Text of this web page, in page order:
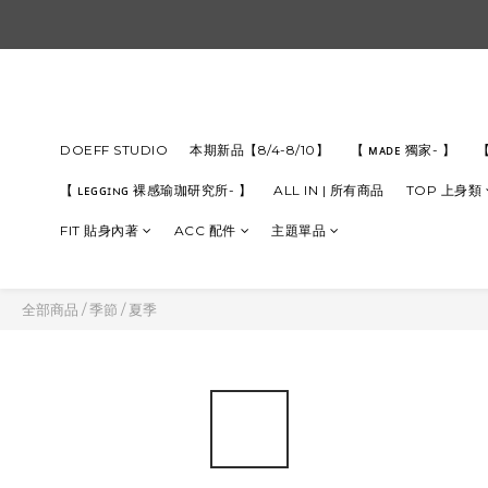
DOEFF STUDIO 本期新品【8/4-8/10】 【 ᴍᴀᴅᴇ 獨家- 】
【 ʟᴇɢɢɪɴɢ 裸感瑜珈研究所- 】 ALL IN | 所有商品 TOP 上身類
FIT 貼身內著 ACC 配件 主題單品
全部商品 /季節 /夏季